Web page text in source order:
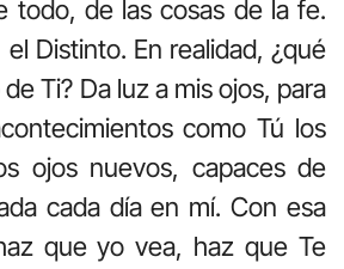
todo, de las cosas de la fe.
Distinto. En realidad, ¿qué
Ti? Da luz a mis ojos, para
como Tú los
ojos nuevos, capaces de
cada día en mí. Con esa
que yo vea, haz que Te